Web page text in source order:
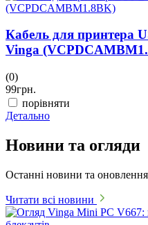
Кабель для принтера
Vinga
(0)
99грн.
порівняти
Детально
Новини та огляди
Останні новини та
Читати всі новини